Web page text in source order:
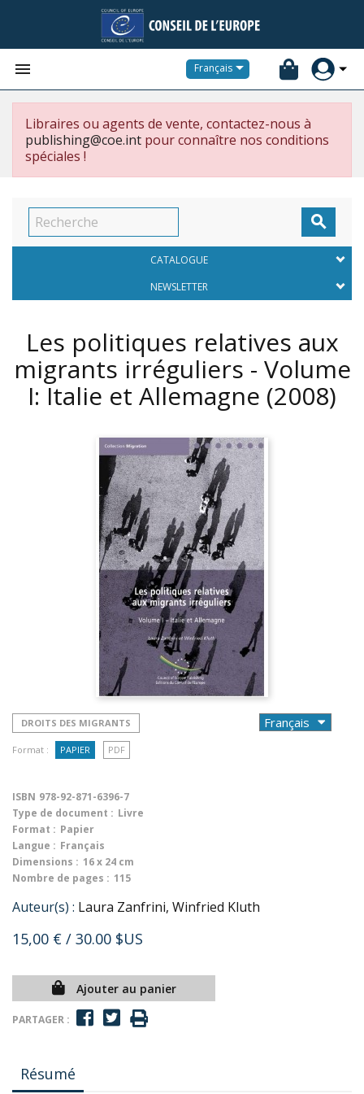
 Français
Libraires ou agents de vente, contactez-nous à
publishing@coe.int pour connaître nos conditions
spéciales !

CATALOGUE
NEWSLETTER
Les politiques relatives aux
migrants irréguliers - Volume
I: Italie et Allemagne (2008)
DROITS DES MIGRANTS
Format : PAPIER PDF
ISBN 978-92-871-6396-7
Type de document : Livre
Format : Papier
Langue : Français
Dimensions : 16 x 24 cm
Nombre de pages : 115
Auteur(s) : Laura Zanfrini, Winfried Kluth
15,00 € / 30.00 $US
Ajouter au panier
PARTAGER :
Résumé